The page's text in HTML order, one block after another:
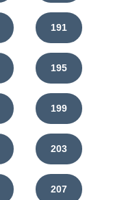
191
195
199
203
207